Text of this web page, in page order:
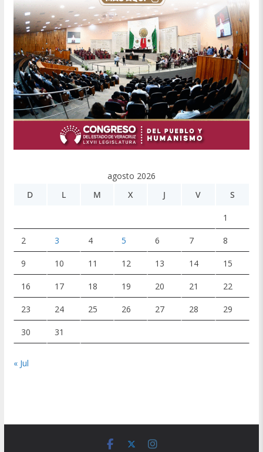
agosto 2026
D
L M X J V S
1
2 3 4 5 6 7 8
9 10 11 12 13 14 15
16 17 18 19 20 21 22
23 24 25 26 27 28 29
30 31
« Jul